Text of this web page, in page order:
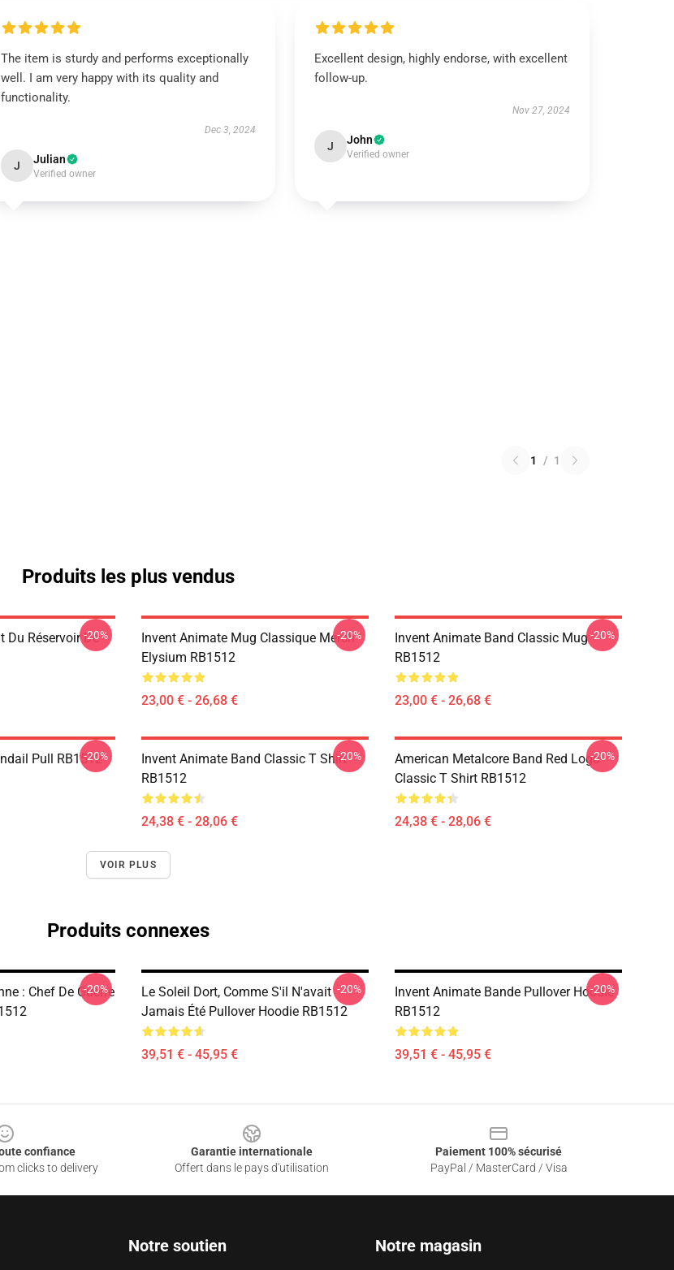
The item is sturdy and performs exceptionally
well. I am very happy with its quality and
functionality.
Dec 3, 2024
J Julian
Verified owner
Excellent design, highly endorse, with excellent
follow-up.
Nov 27, 2024
J John
Verified owner
1 / 1
Produits les plus vendus
Du Réservoir De
-20%
Invent Animate Mug Classique Merch
Elysium RB1512
23,00 € - 26,68 €
-20%
Invent Animate Band Classic Mug
RB1512
23,00 € - 26,68 €
-20%
Pull RB1512
-20%
Invent Animate Band Classic T Shirt
RB1512
24,38 € - 28,06 €
-20%
American Metalcore Band Red Logo
Classic T Shirt RB1512
24,38 € - 28,06 €
-20%
VOIR PLUS
Produits connexes
: Chef De Guerre
-20%
Le Soleil Dort, Comme S'il N'avait
Jamais Été Pullover Hoodie RB1512
39,51 € - 45,95 €
-20%
Invent Animate Bande Pullover Hoodie
RB1512
39,51 € - 45,95 €
-20%
confiance
clicks to delivery
Garantie internationale
Offert dans le pays d'utilisation
Paiement 100% sécurisé
PayPal / MasterCard / Visa
Notre soutien Notre magasin